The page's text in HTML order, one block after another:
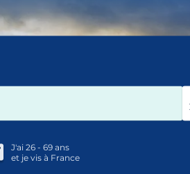
J'ai 26 - 69 ans
et je vis à France